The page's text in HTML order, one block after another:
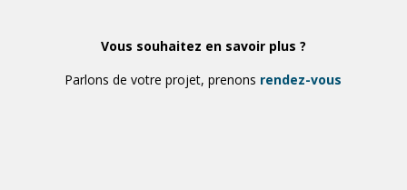
Vous souhaitez en savoir plus ?
Parlons de votre projet, prenons rendez-vous